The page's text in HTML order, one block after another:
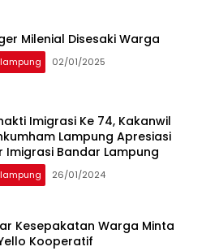
Milenial Disesaki Warga
02/01/2025
Imigrasi Ke 74, Kakanwil
Lampung Apresiasi
Imigrasi Bandar Lampung
26/01/2024
Kesepakatan Warga Minta
Kooperatif